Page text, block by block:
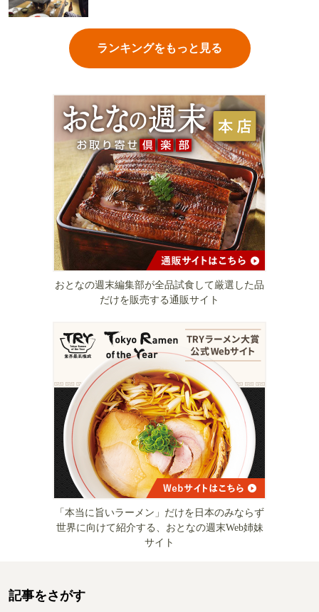
ランキングをもっと見る
おとなの週末編集部が全品試食して厳選した品
だけを販売する通販サイト
「本当に旨いラーメン」だけを日本のみならず
世界に向けて紹介する、おとなの週末Web姉妹
サイト
記事をさがす